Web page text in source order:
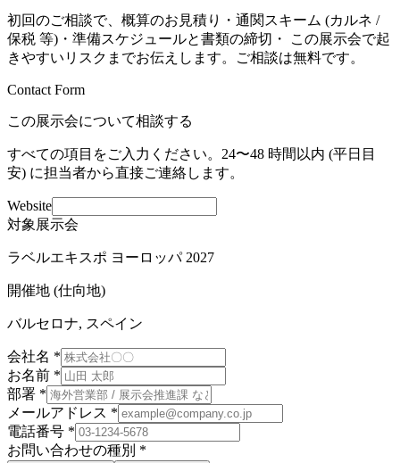
初回のご相談で、概算のお見積り・通関スキーム (カルネ /
保税 等)・準備スケジュールと書類の締切・ この展示会で起
きやすいリスクまでお伝えします。ご相談は無料です。
Contact Form
この展示会について相談する
すべての項目をご入力ください。24〜48 時間以内 (平日目
安) に担当者から直接ご連絡します。
Website
対象展示会
ラベルエキスポ ヨーロッパ 2027
開催地 (仕向地)
バルセロナ, スペイン
会社名 *
お名前 *
部署 *
メールアドレス *
電話番号 *
お問い合わせの種別 *